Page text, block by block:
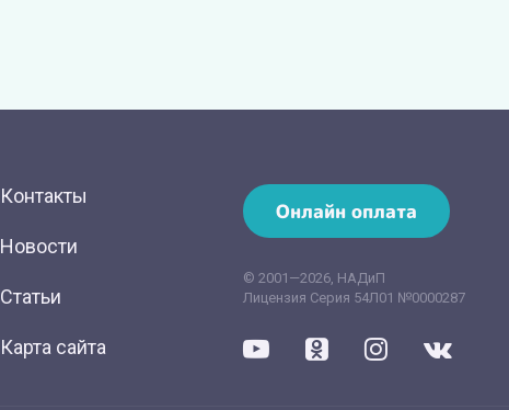
Контакты
Новости
Статьи
Карта сайта
Онлайн оплата
© 2001—2026, НАДиП
Лицензия Серия 54Л01 №0000287